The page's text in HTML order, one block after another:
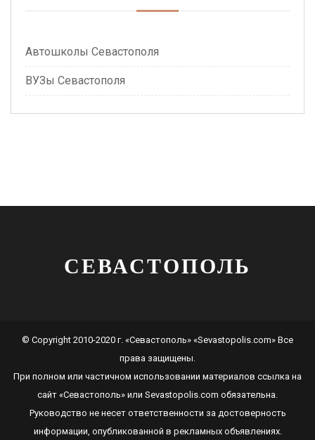
Автошколы Севастополя
ВУЗы Севастополя
СЕВАСТОПОЛЬ
© Copyright 2010-2020 г. «Севастополь» «Sevastopolis.com» Все
права защищены.
При полном или частичном использовании материалов ссылка на
сайт «Севастополь» или Sevastopolis.com обязательна.
Руководство не несет ответственности за достоверность
информации, опубликованной в рекламных объявлениях.